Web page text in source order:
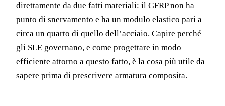
direttamente da due fatti materiali: il GFRP non ha
punto di snervamento e ha un modulo elastico pari a
circa un quarto di quello dell’acciaio. Capire perché
gli SLE governano, e come progettare in modo
efficiente attorno a questo fatto, è la cosa più utile da
sapere prima di prescrivere armatura composita.